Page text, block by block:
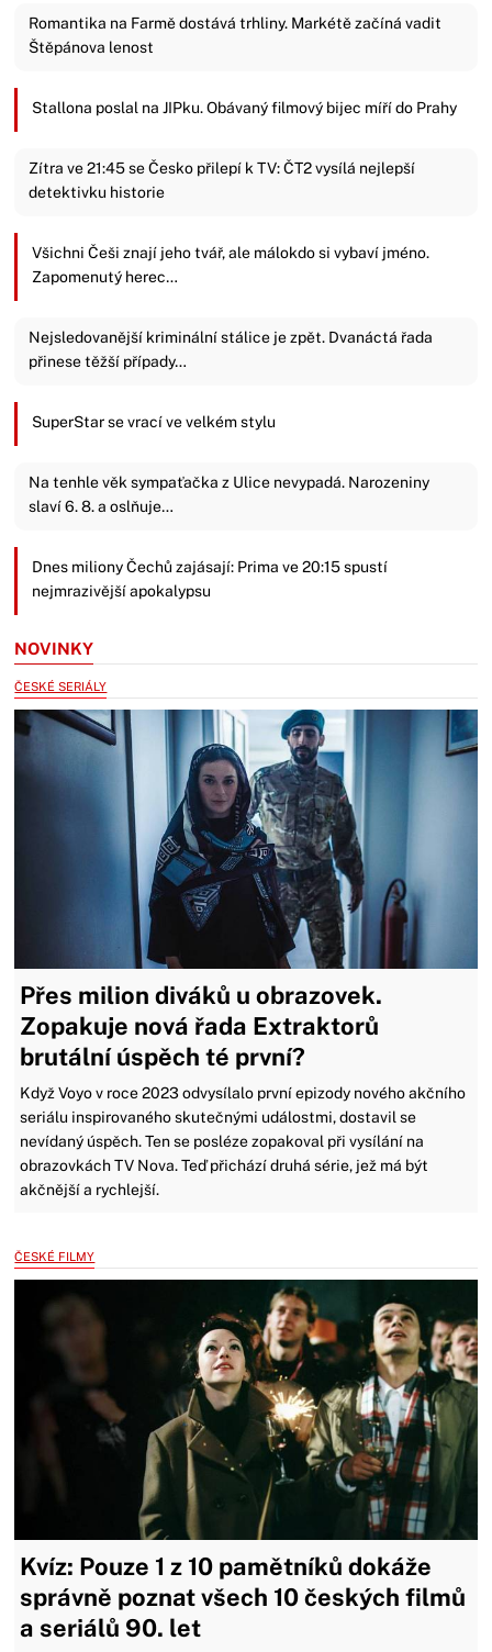
Romantika na Farmě dostává trhliny. Markétě začíná vadit
Štěpánova lenost
Stallona poslal na JIPku. Obávaný filmový bijec míří do Prahy
Zítra ve 21:45 se Česko přilepí k TV: ČT2 vysílá nejlepší
detektivku historie
Všichni Češi znají jeho tvář, ale málokdo si vybaví jméno.
Zapomenutý herec…
Nejsledovanější kriminální stálice je zpět. Dvanáctá řada
přinese těžší případy…
SuperStar se vrací ve velkém stylu
Na tenhle věk sympaťačka z Ulice nevypadá. Narozeniny
slaví 6. 8. a oslňuje…
Dnes miliony Čechů zajásají: Prima ve 20:15 spustí
nejmrazivější apokalypsu
NOVINKY
ČESKÉ SERIÁLY
Přes milion diváků u obrazovek.
Zopakuje nová řada Extraktorů
brutální úspěch té první?
Když Voyo v roce 2023 odvysílalo první epizody nového akčního
seriálu inspirovaného skutečnými událostmi, dostavil se
nevídaný úspěch. Ten se posléze zopakoval při vysílání na
obrazovkách TV Nova. Teď přichází druhá série, jež má být
akčnější a rychlejší.
ČESKÉ FILMY
Kvíz: Pouze 1 z 10 pamětníků dokáže
správně poznat všech 10 českých filmů
a seriálů 90. let